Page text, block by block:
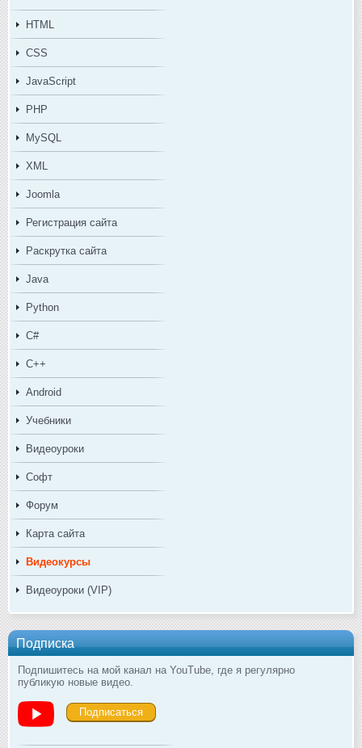
HTML
CSS
JavaScript
PHP
MySQL
XML
Joomla
Регистрация сайта
Раскрутка сайта
Java
Python
C#
C++
Android
Учебники
Видеоуроки
Софт
Форум
Карта сайта
Видеокурсы
Видеоуроки (VIP)
Подписка
Подпишитесь на мой канал на YouTube, где я регулярно
публикую новые видео.
Подписаться